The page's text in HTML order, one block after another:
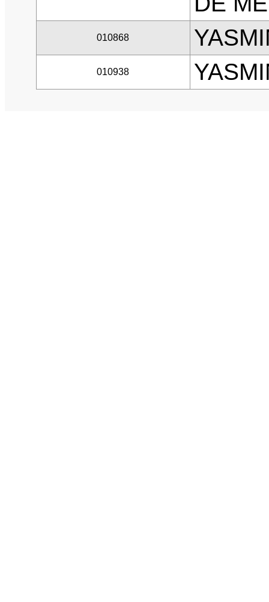
010868
010938